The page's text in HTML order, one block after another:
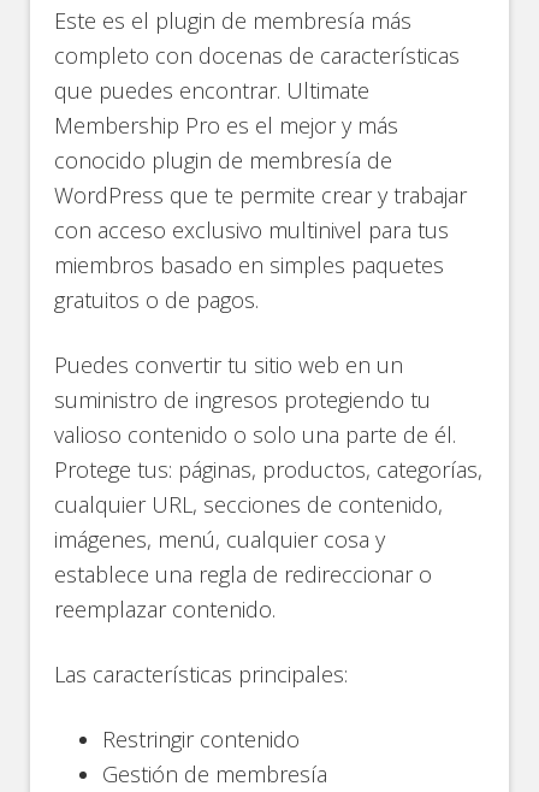
Este es el plugin de membresía más
completo con docenas de características
que puedes encontrar. Ultimate
Membership Pro es el mejor y más
conocido plugin de membresía de
WordPress que te permite crear y trabajar
con acceso exclusivo multinivel para tus
miembros basado en simples paquetes
gratuitos o de pagos.
Puedes convertir tu sitio web en un
suministro de ingresos protegiendo tu
valioso contenido o solo una parte de él.
Protege tus: páginas, productos, categorías,
cualquier URL, secciones de contenido,
imágenes, menú, cualquier cosa y
establece una regla de redireccionar o
reemplazar contenido.
Las características principales:
Restringir contenido
Gestión de membresía